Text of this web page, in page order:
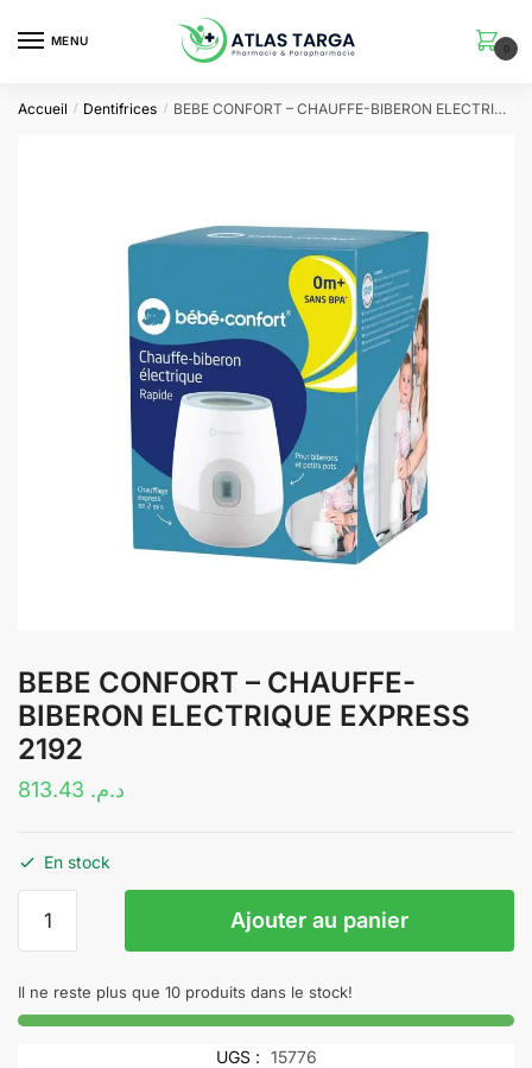
MENU
0
Accueil / Dentifrices / BEBE CONFORT – CHAUFFE-BIBERON ELECTRIQUE EXPRESS 2192
BEBE CONFORT – CHAUFFE-
BIBERON ELECTRIQUE EXPRESS
2192
د.م.
En stock
CONFORT
–
Ajouter au panier
Il ne reste plus que 10 produits dans le stock!
UGS : 15776